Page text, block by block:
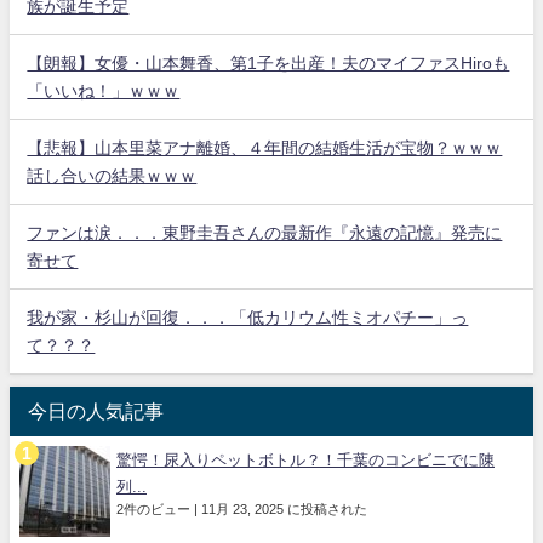
族が誕生予定
【朗報】女優・山本舞香、第1子を出産！夫のマイファスHiroも
「いいね！」ｗｗｗ
【悲報】山本里菜アナ離婚、４年間の結婚生活が宝物？ｗｗｗ
話し合いの結果ｗｗｗ
ファンは涙．．．東野圭吾さんの最新作『永遠の記憶』発売に
寄せて
我が家・杉山が回復．．．「低カリウム性ミオパチー」っ
て？？？
今日の人気記事
驚愕！尿入りペットボトル？！千葉のコンビニでに陳
列...
2件のビュー 11月 23, 2025 に投稿された